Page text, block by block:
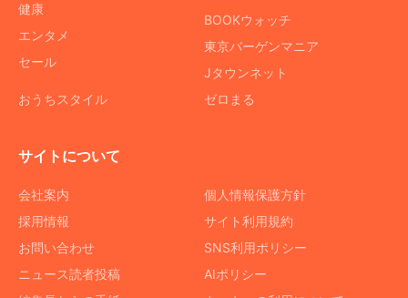
健康
エンタメ
セール
おうちスタイル
BOOKウォッチ
東京バーゲンマニア
Jタウンネット
ゼロまる
サイトについて
会社案内
採用情報
お問い合わせ
ニュース読者投稿
個人情報保護方針
サイト利用規約
SNS利用ポリシー
AIポリシー